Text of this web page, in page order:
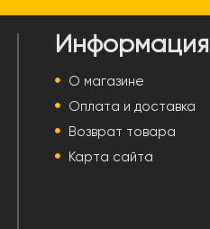
Информация
О магазине
Оплата и доставка
Возврат товара
Карта сайта